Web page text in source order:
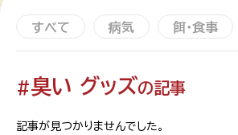
すべて 病気 餌・食事
#臭い グッズの記事
記事が見つかりませんでした。